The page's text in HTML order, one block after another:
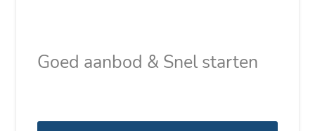
Goed aanbod & Snel starten